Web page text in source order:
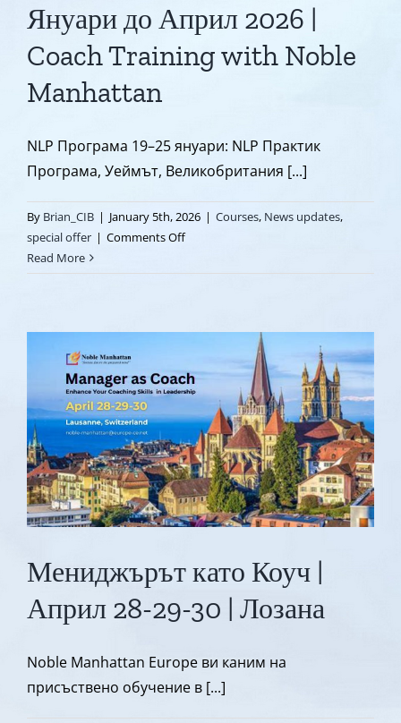
Януари до Април 2026 |
Coach Training with Noble
Manhattan
NLP Програма 19–25 януари: NLP Практик
Програма, Уеймът, Великобритания [...]
By Brian_CIB | January 5th, 2026 | Courses, News updates,
special offer | Comments Offon
събития
2026
|
Coach
Training
with
Noble
Manhattan
Read More
Мениджърът като Коуч |
Април 28-29-30 | Лозана
Noble Manhattan Europe ви каним на
присъствено обучение в [...]